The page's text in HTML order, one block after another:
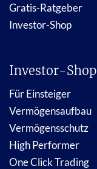
Gratis-Ratgeber
Investor-Shop
Investor-Shop
Für Einsteiger
Vermögensaufbau
Vermögensschutz
High Performer
One Click Trading